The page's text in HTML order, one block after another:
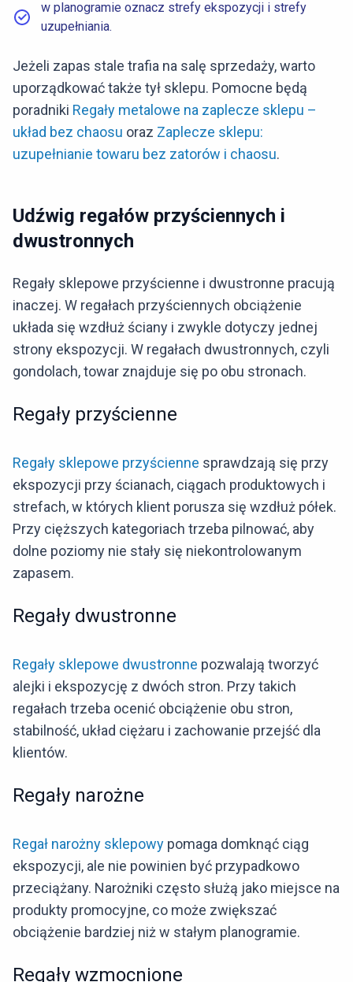
w planogramie oznacz strefy ekspozycji i strefy
uzupełniania.
Jeżeli zapas stale trafia na salę sprzedaży, warto
uporządkować także tył sklepu. Pomocne będą
poradniki Regały metalowe na zaplecze sklepu –
układ bez chaosu oraz Zaplecze sklepu:
uzupełnianie towaru bez zatorów i chaosu.
Udźwig regałów przyściennych i
dwustronnych
Regały sklepowe przyścienne i dwustronne pracują
inaczej. W regałach przyściennych obciążenie
układa się wzdłuż ściany i zwykle dotyczy jednej
strony ekspozycji. W regałach dwustronnych, czyli
gondolach, towar znajduje się po obu stronach.
Regały przyścienne
Regały sklepowe przyścienne sprawdzają się przy
ekspozycji przy ścianach, ciągach produktowych i
strefach, w których klient porusza się wzdłuż półek.
Przy cięższych kategoriach trzeba pilnować, aby
dolne poziomy nie stały się niekontrolowanym
zapasem.
Regały dwustronne
Regały sklepowe dwustronne pozwalają tworzyć
alejki i ekspozycję z dwóch stron. Przy takich
regałach trzeba ocenić obciążenie obu stron,
stabilność, układ ciężaru i zachowanie przejść dla
klientów.
Regały narożne
Regał narożny sklepowy pomaga domknąć ciąg
ekspozycji, ale nie powinien być przypadkowo
przeciążany. Narożniki często służą jako miejsce na
produkty promocyjne, co może zwiększać
obciążenie bardziej niż w stałym planogramie.
Regały wzmocnione